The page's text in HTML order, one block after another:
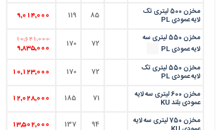
مخزن 500 لیتری تک
لایه عمودی PL 85
119
9,014,000
مخزن 550 لیتری سه
لایه عمودی PL
72
170
10,621,000
9,835,000
مخزن 550 لیتری تک
لایه عمودی PL 72
170
10,123,000
مخزن 600 لیتری سه لایه
عمودی بلند KU 71
185
12,028,000
مخزن 750 لیتری سه لایه 94
137
13,502,000